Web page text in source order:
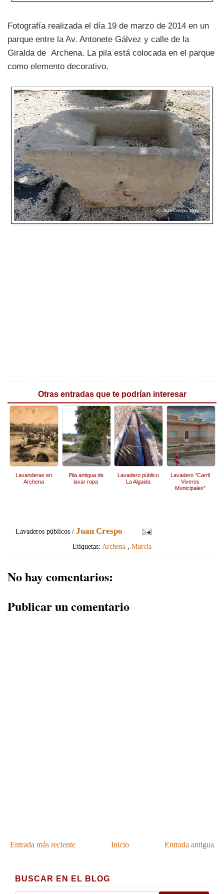
Fotografía realizada el día 19 de marzo de 2014 en un
parque entre la Av. Antonete Gálvez y calle de la
Giralda de Archena. La pila está colocada en el parque
como elemento decorativo.
Otras entradas que te podrían interesar
Lavanderas en
Archena
Pila antigua de
lavar ropa
Lavadero público
La Algaida
Lavadero “Carril
Viveros
Municipales”
Lavaderos públicos /Juan Crespo
Etiquetas: Archena Murcia
No hay comentarios:
Publicar un comentario
Entrada más reciente Entrada antigua
Inicio
BUSCAR EN EL BLOG